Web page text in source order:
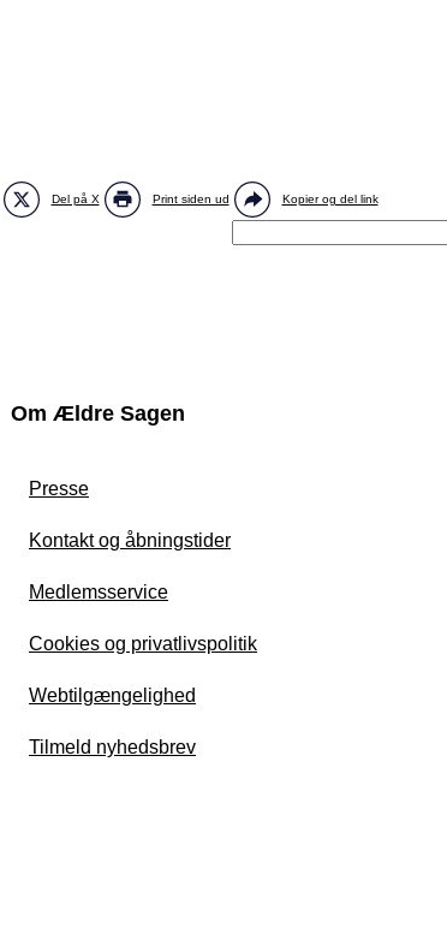
Del på X Print siden ud Kopier og del link
Om Ældre Sagen
Presse
Kontakt og åbningstider
Medlemsservice
Cookies og privatlivspolitik
Webtilgængelighed
Tilmeld nyhedsbrev